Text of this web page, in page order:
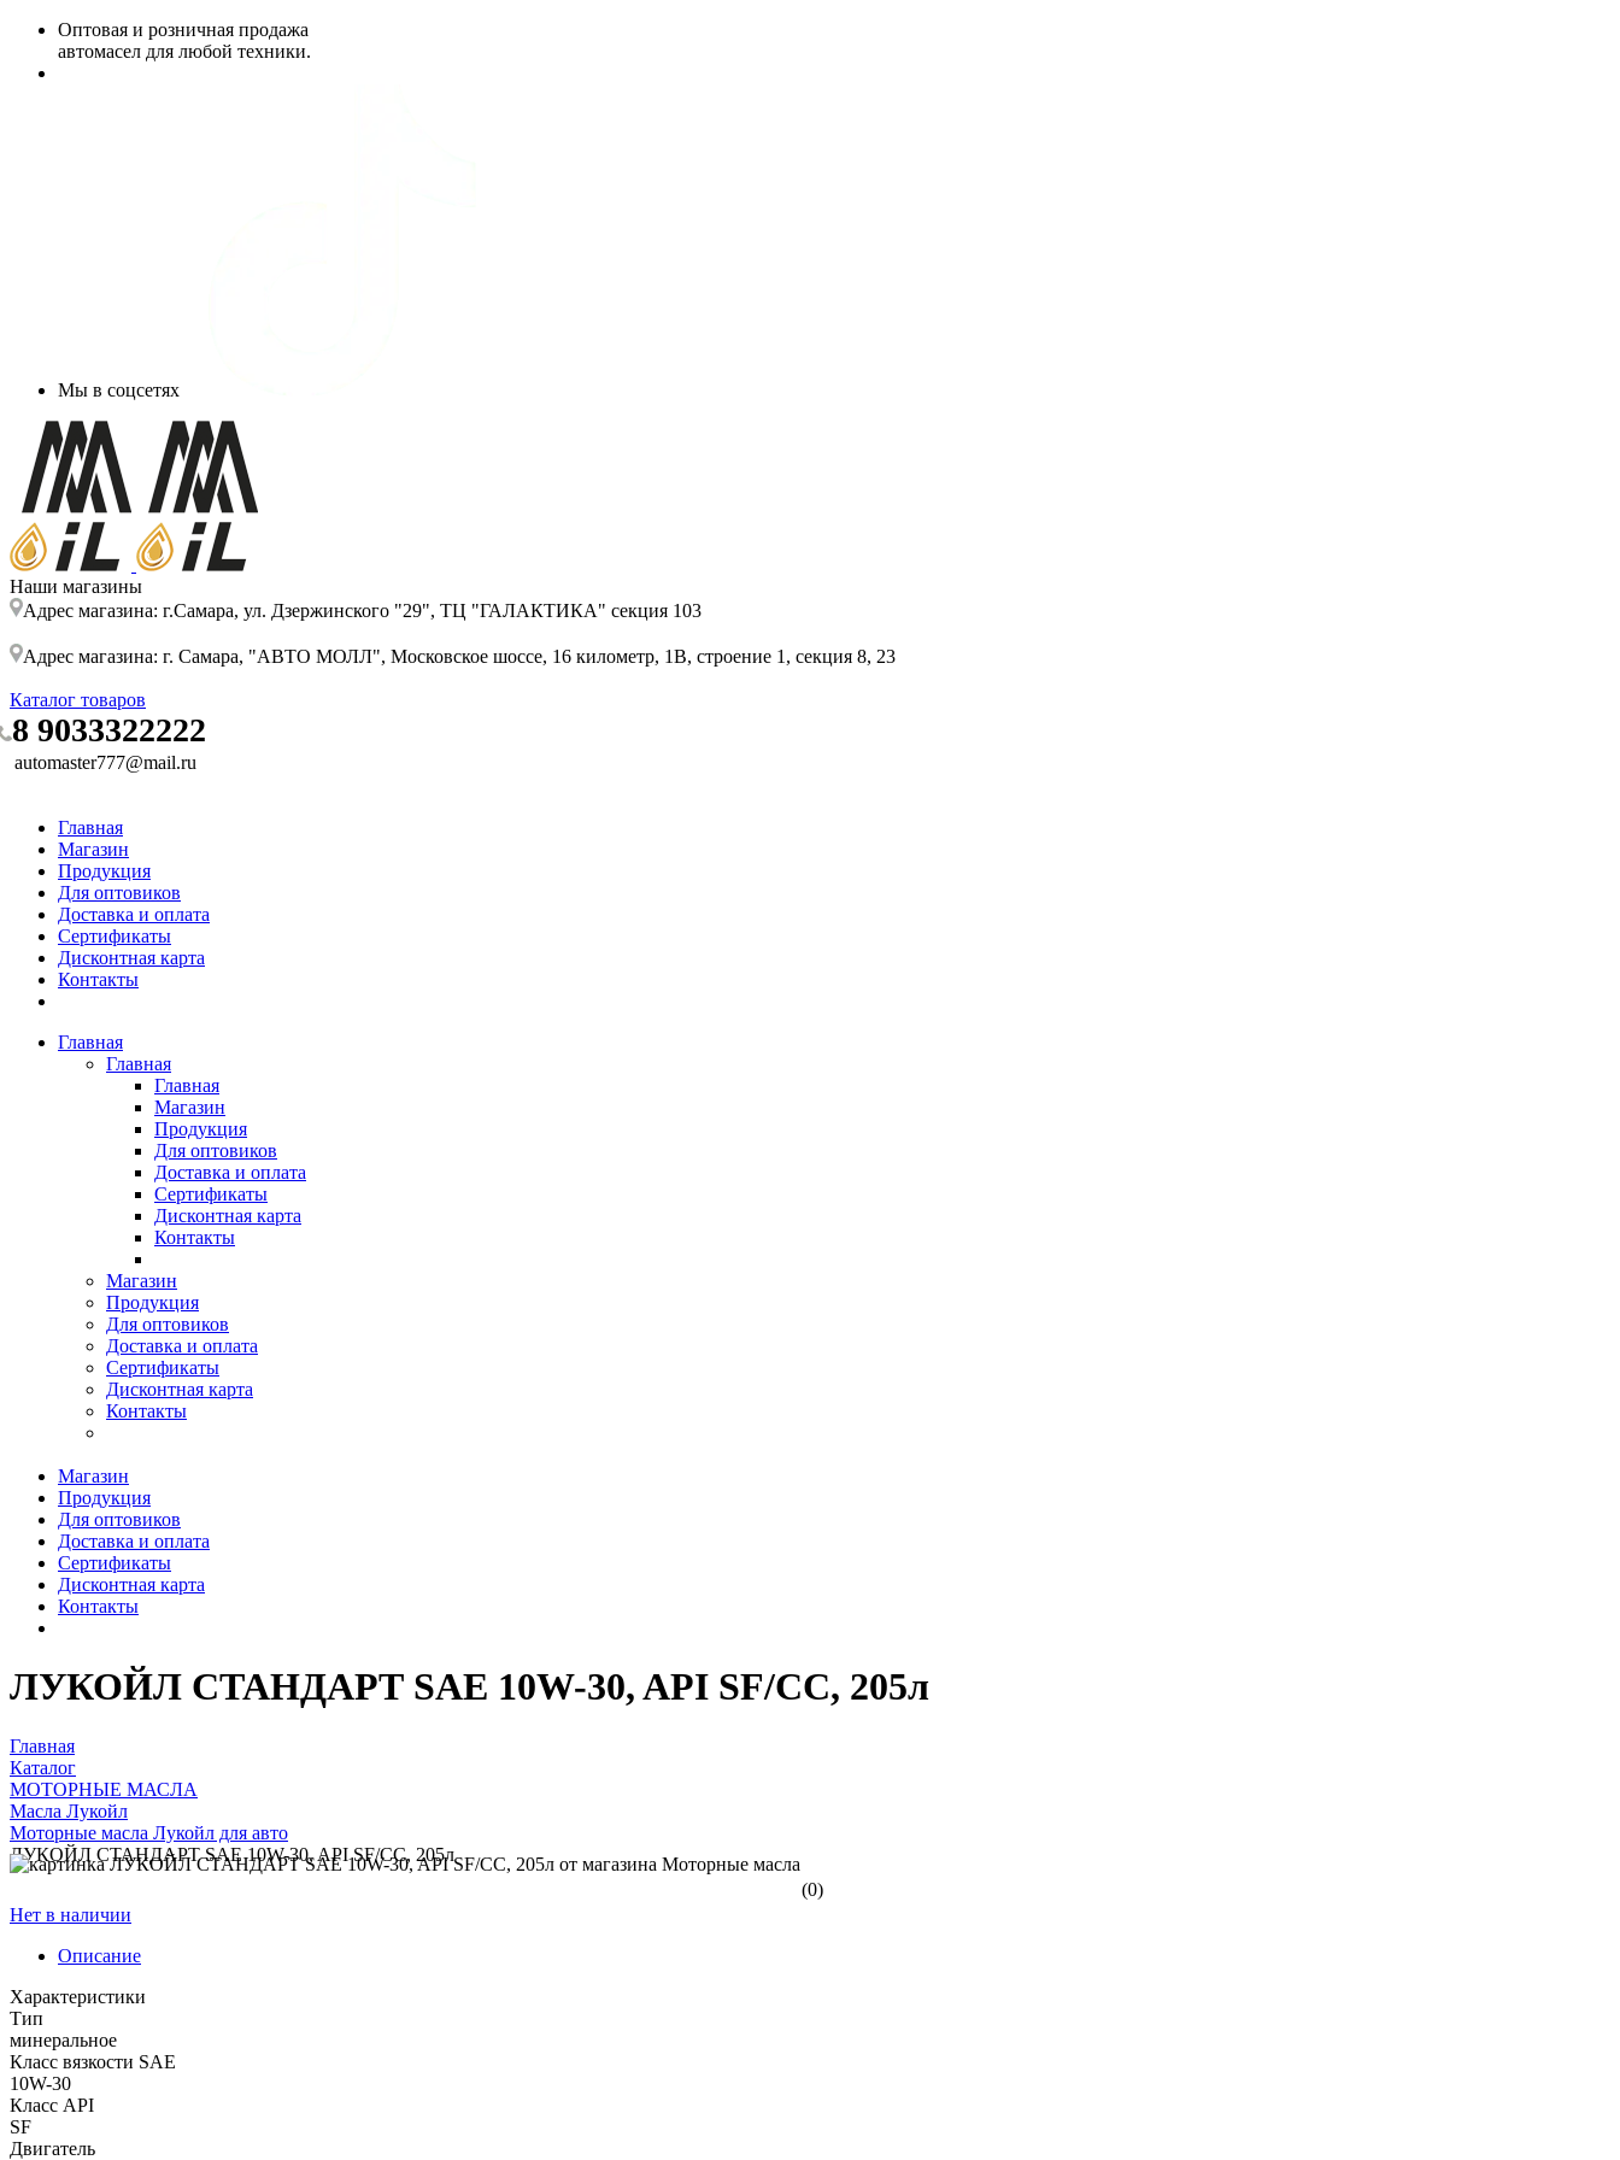
Оптовая и розничная продажа
автомасел для любой техники.
Мы в соцсетях
Наши магазины
Адрес магазина: г.Самара, ул. Дзержинского "29", ТЦ "ГАЛАКТИКА" секция 103
Адрес магазина: г. Самара, "АВТО МОЛЛ", Московское шоссе, 16 километр, 1В, строение 1, секция 8, 23
Каталог товаров
8 9033322222
automaster777@mail.ru
Главная
Магазин
Продукция
Для оптовиков
Доставка и оплата
Сертификаты
Дисконтная карта
Контакты
Главная
Главная
Главная
Магазин
Продукция
Для оптовиков
Доставка и оплата
Сертификаты
Дисконтная карта
Контакты
Магазин
Продукция
Для оптовиков
Доставка и оплата
Сертификаты
Дисконтная карта
Контакты
Магазин
Продукция
Для оптовиков
Доставка и оплата
Сертификаты
Дисконтная карта
Контакты
ЛУКОЙЛ СТАНДАРТ SAE 10W-30, API SF/CC, 205л
Главная
Каталог
МОТОРНЫЕ МАСЛА
Масла Лукойл
Моторные масла Лукойл для авто
ЛУКОЙЛ СТАНДАРТ SAE 10W-30, API SF/CC, 205л
(0)
Нет в наличии
Описание
Характеристики
Тип
минеральное
Класс вязкости SAE
10W-30
Класс API
SF
Двигатель